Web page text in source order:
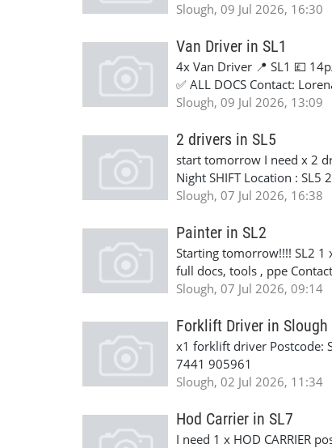
site * **1 week's work** *
Slough, 09 Jul 2026, 16:30
Van Driver in SL1
4x Van Driver 📍 SL1 💷
✅ ALL DOCS Contact:
Slough, 09 Jul 2026, 13:09
2 drivers in SL5
start tomorrow I need x 2
Night SHIFT Location :
for day shift 24.00 ph for
Slough, 07 Jul 2026, 16:38
Painter in SL2
Starting tomorrow!!!! SL2 1
full docs, tools , ppe
Slough, 07 Jul 2026, 09:14
Forklift Driver in Slough
x1 forklift driver Postcode:
7441 905961
Slough, 02 Jul 2026, 11:34
Hod Carrier in SL7
I need 1 x HOD CARRIER